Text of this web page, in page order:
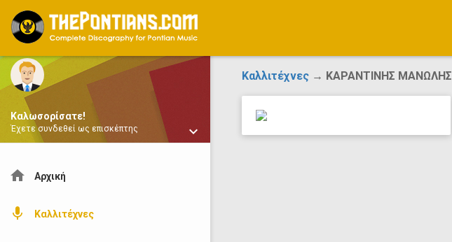
Καλωσορίσατε!
Έχετε συνδεθεί ως επισκέπτης keyboard_arrow_down
home Αρχική
mic Καλλιτέχνες
Καλλιτέχνες → ΚΑΡΑΝΤΙΝΗΣ ΜΑΝΩΛΗΣ